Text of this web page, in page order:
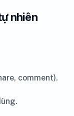
nhiên
comment).